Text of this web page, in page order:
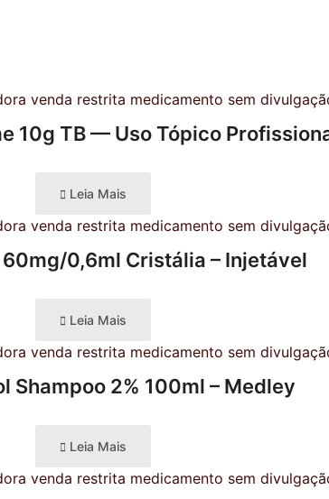
10g TB — Uso Tópico
Leia Mais
0,6ml Cristália – Injetável
Leia Mais
Shampoo 2% 100ml – Medley
Leia Mais